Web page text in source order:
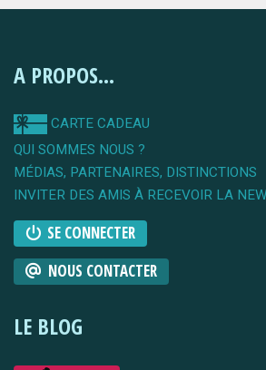
A PROPOS...
CARTE CADEAU
QUI SOMMES NOUS ?
MÉDIAS, PARTENAIRES, DISTINCTIONS
INVITER DES AMIS À RECEVOIR LA
SE CONNECTER
NOUS CONTACTER
LE BLOG